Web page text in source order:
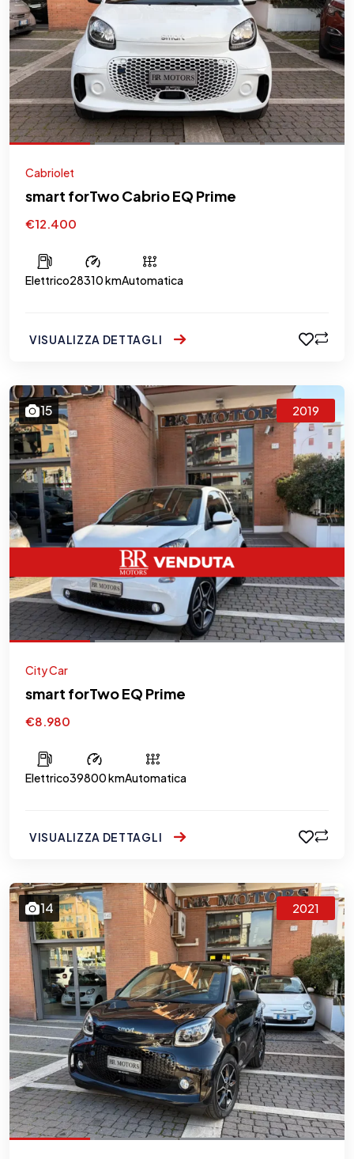
Cabriolet
smart forTwo Cabrio EQ Prime
€12.400
Elettrico28310 kmAutomatica
VISUALIZZA DETTAGLI
15 2019
City Car
smart forTwo EQ Prime
€8.980
Elettrico39800 kmAutomatica
VISUALIZZA DETTAGLI
14 2021